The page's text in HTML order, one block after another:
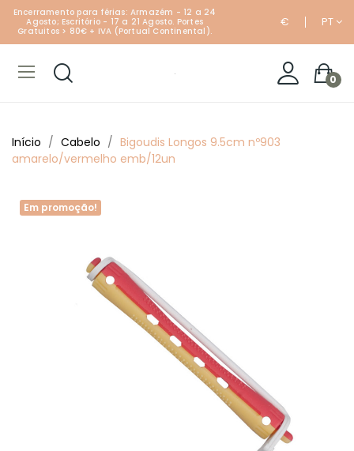
Encerramento para férias: Armazém - 12 a 24
Agosto; Escritório - 17 a 21 Agosto. Portes
Gratuitos > 80€ + IVA (Portual Continental).
€ PT
0
Início Cabelo
Bigoudis Longos 9.5cm nº903
amarelo/vermelho emb/12un
Em promoção!